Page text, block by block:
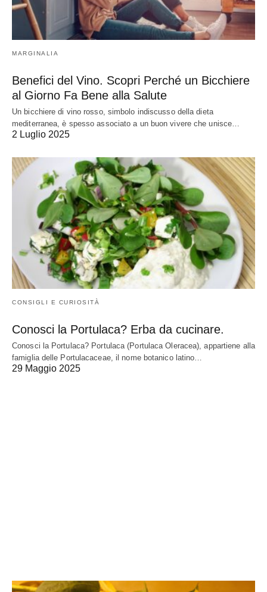
MARGINALIA
Benefici del Vino. Scopri Perché un Bicchiere
al Giorno Fa Bene alla Salute
Un bicchiere di vino rosso, simbolo indiscusso della dieta
mediterranea, è spesso associato a un buon vivere che unisce…
2 Luglio 2025
CONSIGLI E CURIOSITÀ
Conosci la Portulaca? Erba da cucinare.
Conosci la Portulaca? Portulaca (Portulaca Oleracea), appartiene alla
famiglia delle Portulacaceae, il nome botanico latino…
29 Maggio 2025